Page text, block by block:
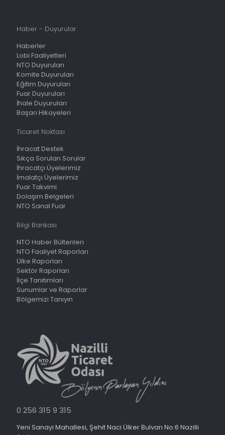
Haber - Duyurular
Haberler
Lobi Faaliyetleri
NTO Duyuruları
Komite Duyuruları
Eğitim Duyuruları
Fuar Duyuruları
İhale Duyuruları
Başarı Hikayeleri
Ticaret Noktası
İhracat Destek
Sıkça Sorulan Sorular
İhracatçı Üyelerimiz
İmalatçı Üyelerimiz
Fuar Takvimi
Dolaşım Belgeleri
NTO Sanal Fuar
Bilgi Bankası
NTO Haber Bültenleri
NTO Faaliyet Raporları
Ülke Raporları
Sektör Raporları
İlçe Tanıtımları
Sunumlar ve Raporlar
Bölgemizi Tanıyın
0 256 315 9 315
Yeni Sanayi Mahallesi, Şehit Naci Ülker Bulvarı No:6 Nazilli